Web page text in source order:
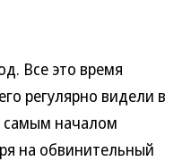
Все это время
регулярно видели в
самым началом
на обвинительный